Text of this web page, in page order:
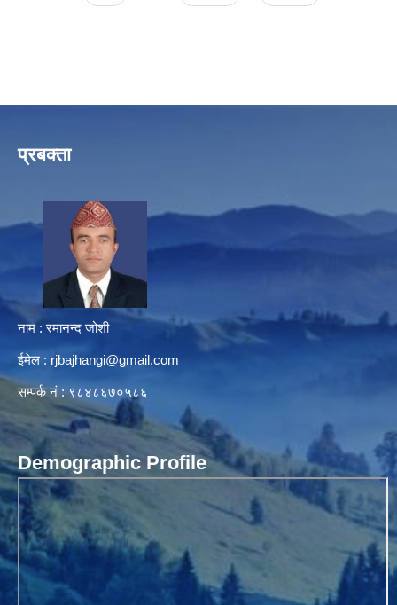
प्रबक्ता
नाम : रमानन्द जोशी
ईमेल : rjbajhangi@gmail.com
सम्पर्क नं : ९८४८६७०५८६
Demographic Profile